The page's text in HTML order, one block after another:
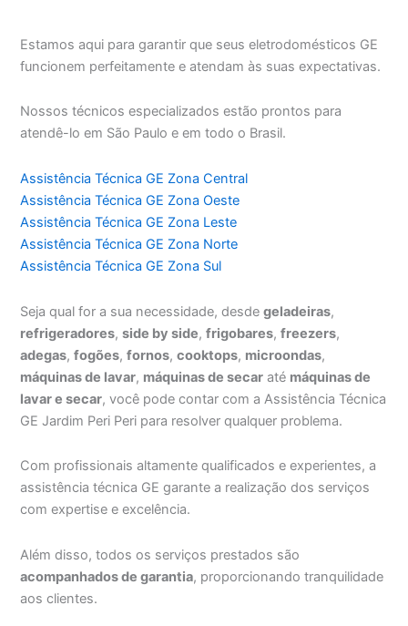
Estamos aqui para garantir que seus eletrodomésticos GE
funcionem perfeitamente e atendam às suas expectativas.
Nossos técnicos especializados estão prontos para
atendê-lo em São Paulo e em todo o Brasil.
Assistência Técnica GE Zona Central
Assistência Técnica GE Zona Oeste
Assistência Técnica GE Zona Leste
Assistência Técnica GE Zona Norte
Assistência Técnica GE Zona Sul
Seja qual for a sua necessidade, desdegeladeiras,
refrigeradores,side by side,frigobares,freezers,
adegas,fogões,fornos,cooktops, microondas,
máquinas de lavar, máquinas de secar até máquinas de
lavar e secar, você pode contar com a Assistência Técnica
GE Jardim Peri Peri para resolver qualquer problema.
Com profissionais altamente qualificados e experientes, a
assistência técnica GE garante a realização dos serviços
com expertise e excelência.
Além disso, todos os serviços prestados são
acompanhados de garantia, proporcionando tranquilidade
aos clientes.